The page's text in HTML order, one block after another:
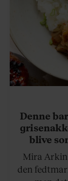
Denne
blive
Mira
den